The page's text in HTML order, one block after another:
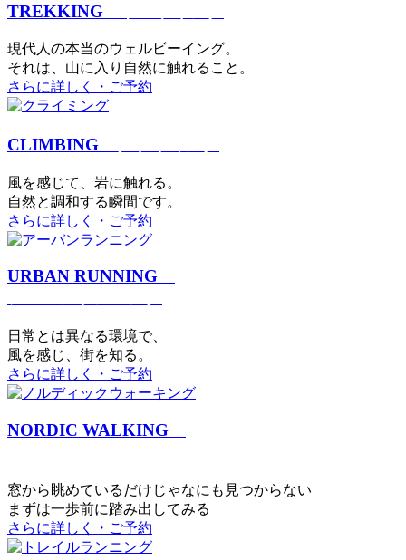
TREKKING
現代⼈の本当のウェルビーイング。
それは、⼭に⼊り⾃然に触れること。
さらに詳しく・ご予約
CLIMBING
⾵を感じて、岩に触れる。
⾃然と調和する瞬間です。
さらに詳しく・ご予約
URBAN RUNNING
日常とは異なる環境で、
風を感じ、街を知る。
さらに詳しく・ご予約
NORDIC WALKING
窓から眺めているだけじゃなにも見つからない
まずは一歩前に踏み出してみる
さらに詳しく・ご予約